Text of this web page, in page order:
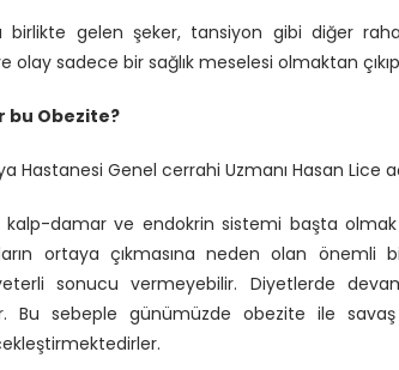
gelen şeker, tansiyon gibi diğer
olay sadece bir sağlık meselesi olmaktan
bu Obezite?
Hastanesi Genel cerrahi Uzmanı Hasan Lice
kalp-damar ve endokrin sistemi başta
ortaya çıkmasına neden olan önemli
sonucu vermeyebilir. Diyetlerde
Bu sebeple günümüzde obezite ile